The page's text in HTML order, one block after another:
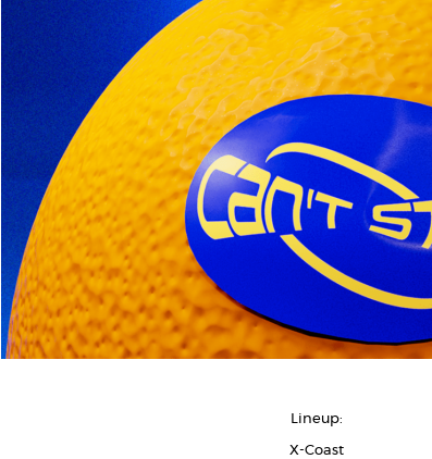
Lineup:
X-Coast